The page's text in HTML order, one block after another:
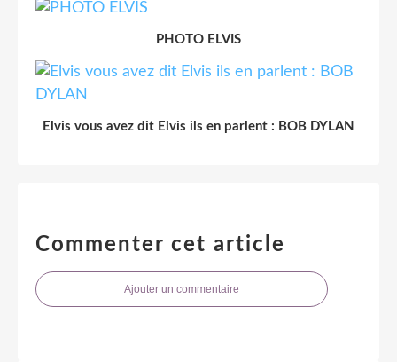
PHOTO ELVIS
Elvis vous avez dit Elvis ils en parlent : BOB DYLAN
Commenter cet article
Ajouter un commentaire